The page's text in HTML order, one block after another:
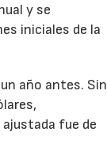
y se
iniciales de la
año antes. Sin
fue de